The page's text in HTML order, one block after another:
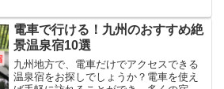
用性や、ユーザーアカウント自体への影
響が懸念されます。キャン...
電車で行ける！九州のおすすめ絶
景温泉宿10選
九州地方で、電車だけでアクセスできる
温泉宿をお探しでしょうか？電車を使え